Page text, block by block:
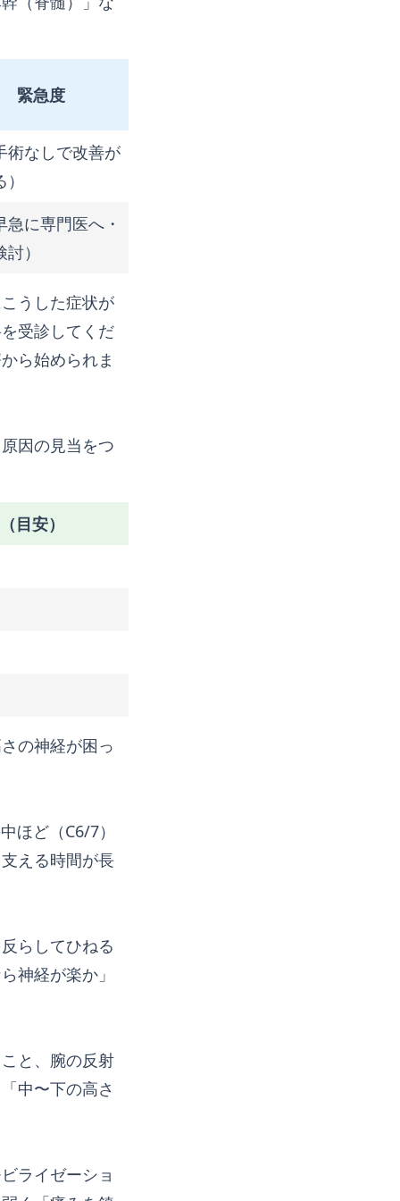
緊急度
術なしで改善が
急に専門医へ・
）
うした症状が
受診してくだ
ら始められま
因の見当をつ
目安）
の神経が困っ
ほど（C6/7）
える時間が長
らしてひねる
神経が楽か」
と、腕の反射
中〜下の高さ
ライゼーショ